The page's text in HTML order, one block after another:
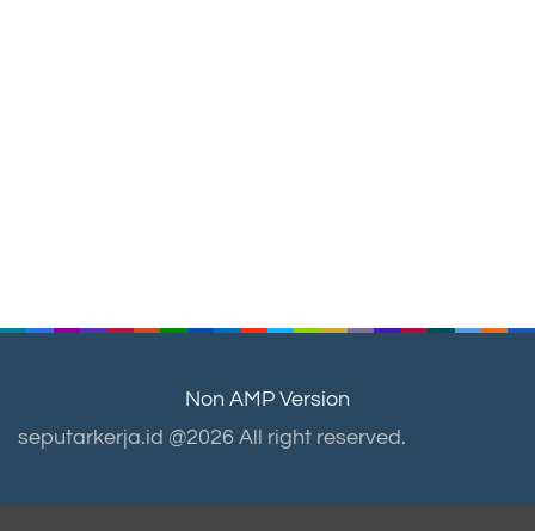
Non AMP Version
seputarkerja.id @2026 All right reserved.